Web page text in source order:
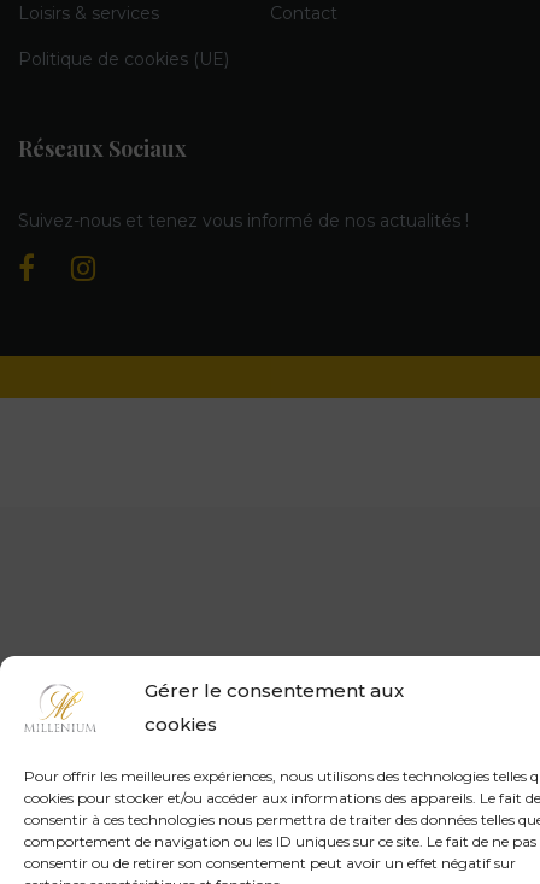
Gérer le consentement aux
cookies
Pour offrir les meilleures expériences, nous utilisons des technologies telles
cookies pour stocker et/ou accéder aux informations des appareils. Le fait de
consentir à ces technologies nous permettra de traiter des données telles
comportement de navigation ou les ID uniques sur ce site. Le fait de ne pas
consentir ou de retirer son consentement peut avoir un effet négatif sur
Loisirs & services Contact
Politique de cookies (UE)
Réseaux Sociaux
Suivez-nous et tenez vous informé de nos actualités !